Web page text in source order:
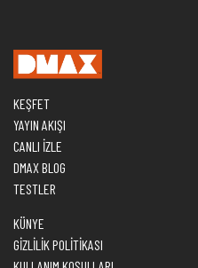
KEŞFET
YAYIN AKIŞI
CANLI İZLE
DMAX BLOG
TESTLER
KÜNYE
GİZLİLİK POLİTİKASI